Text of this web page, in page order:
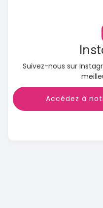
Suivez-nous sur
Accédez à